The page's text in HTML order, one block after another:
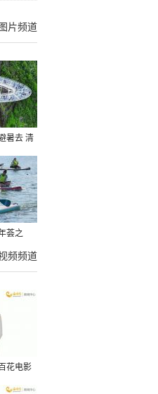
片频道
暑去 清
荟之
生水上
频频道
花电影
日启动